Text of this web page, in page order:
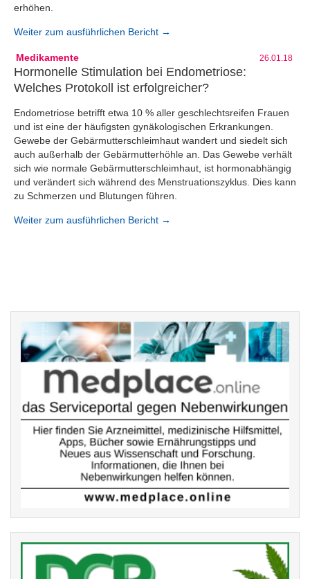
erhöhen.
Weiter zum ausführlichen Bericht →
Medikamente 26.01.18
Hormonelle Stimulation bei Endometriose:
Welches Protokoll ist erfolgreicher?
Endometriose betrifft etwa 10 % aller geschlechtsreifen Frauen
und ist eine der häufigsten gynäkologischen Erkrankungen.
Gewebe der Gebärmutterschleimhaut wandert und siedelt sich
auch außerhalb der Gebärmutterhöhle an. Das Gewebe verhält
sich wie normale Gebärmutterschleimhaut, ist hormonabhängig
und verändert sich während des Menstruationszyklus. Dies kann
zu Schmerzen und Blutungen führen.
Weiter zum ausführlichen Bericht →